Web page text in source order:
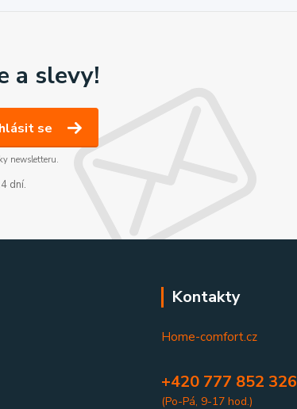
a slevy!
se
newsletteru.
dní.
Kontakty
Home-comfort.cz
+420 777 852 326
(Po-Pá, 9-17 hod.)